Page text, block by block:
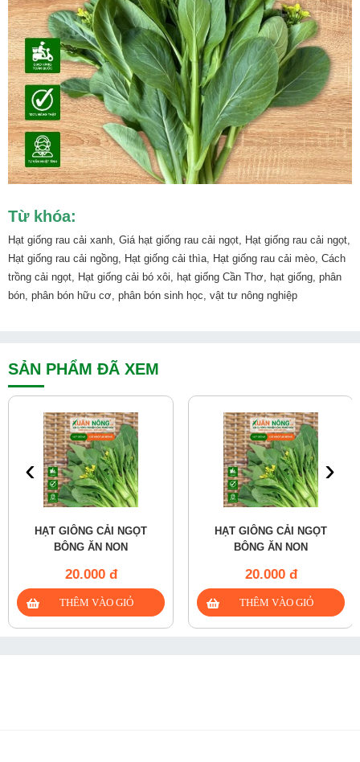
Từ khóa:
Hạt giống rau cải xanh, Giá hạt giống rau cải ngọt, Hạt giống rau cải ngọt,
Hạt giống rau cải ngồng, Hạt giống cải thìa, Hạt giống rau cải mèo, Cách
trồng cải ngọt, Hạt giống cải bó xôi, hạt giống Cần Thơ, hạt giống, phân
bón, phân bón hữu cơ, phân bón sinh học, vật tư nông nghiệp
SẢN PHẨM ĐÃ XEM
HẠT GIÔNG CẢI NGỌT
BÔNG ĂN NON
20.000 đ
HẠT GIÔNG CẢI NGỌT
BÔNG ĂN NON
20.000 đ
‹ ›